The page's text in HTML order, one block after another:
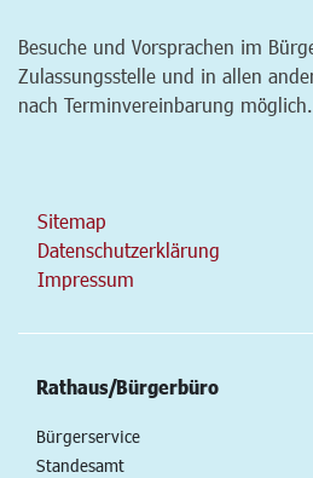
Besuche und Vorsprachen im
Zulassungsstelle und in allen
nach Terminvereinbarung möglich.
Sitemap
Datenschutzerklärung
Impressum
Rathaus/Bürgerbüro
Bürgerservice
Standesamt